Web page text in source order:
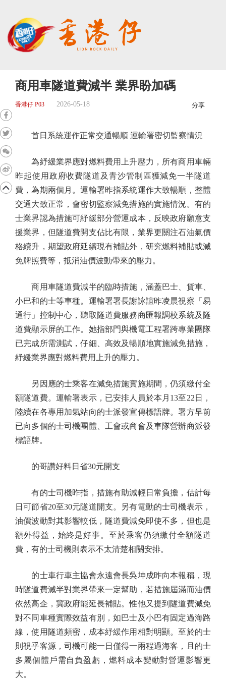
商用車隧道費減半 業界盼加碼
香港仔 P03 2026-05-18 分享
首日系統運作正常交通暢順 運輸署密切監察情況
為紓緩業界應對燃料費用上升壓力，所有商用車輛
昨起使用政府收費隧道及青沙管制區獲減免一半隧道
費，為期兩個月。運輸署昨指系統運作大致暢順，整體
交通大致正常，會密切監察減免措施的實施情況。有的
士業界認為措施可紓緩部分營運成本，反映政府願意支
援業界，但隧道費開支佔比有限，業界更關注石油氣價
格續升，期望政府延續現有補貼外，研究燃料補貼或減
免牌照費等，抵消油價波動帶來的壓力。
商用車隧道費減半的臨時措施，涵蓋巴士、貨車、
小巴和的士等車種。運輸署署長謝詠誼昨凌晨視察「易
通行」控制中心，聽取隧道費服務商匯報調校系統及隧
道費顯示屏的工作。她指部門與機電工程署跨專業團隊
已完成所需測試，仔細、高效及暢順地實施減免措施，
紓緩業界應對燃料費用上升的壓力。
另因應的士乘客在減免措施實施期間，仍須繳付全
額隧道費。運輸署表示，已安排人員於本月13至22日，
陸續在各專用加氣站向的士派發宣傳標語牌。署方早前
已向多個的士司機團體、工會或商會及車隊營辦商派發
標語牌。
的哥讚好料日省30元開支
有的士司機昨指，措施有助減輕日常負擔，估計每
日可節省20至30元隧道開支。另有電動的士司機表示，
油價波動對其影響較低，隧道費減免即使不多，但也是
額外得益，始終是好事。至於乘客仍須繳付全額隧道
費，有的士司機則表示不太清楚相關安排。
的士車行車主協會永遠會長吳坤成昨向本報稱，現
時隧道費減半對業界帶來一定幫助，若措施屆滿而油價
依然高企，冀政府能延長補貼。惟他又提到隧道費減免
對不同車種實際效益有別，如巴士及小巴有固定過海路
線，使用隧道頻密，成本紓緩作用相對明顯。至於的士
則視乎客源，司機可能一日僅得一兩程過海客，且的士
多屬個體戶需自負盈虧，燃料成本變動對營運影響更
大。